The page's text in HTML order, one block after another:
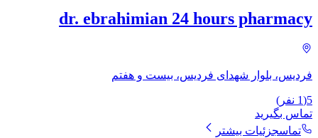
dr. ebrahimian 24 hours pharmacy
فردیس، بلوار شهدای فردیس، بیست و هفتم
5
(
1 نفر)
تماس بگیرید
تماسجزئیات بیشتر